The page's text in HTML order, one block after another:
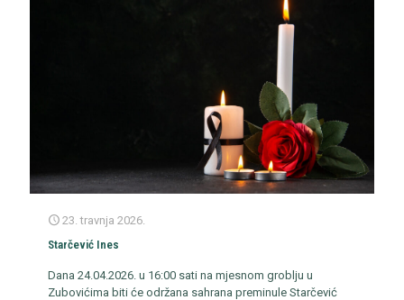
23. travnja 2026.
Starčević Ines
Dana 24.04.2026. u 16:00 sati na mjesnom groblju u
Zubovićima biti će održana sahrana preminule Starčević